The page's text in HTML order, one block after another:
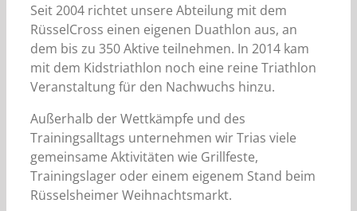
Seit 2004 richtet unsere Abteilung mit dem
RüsselCross einen eigenen Duathlon aus, an
dem bis zu 350 Aktive teilnehmen. In 2014 kam
mit dem Kidstriathlon noch eine reine Triathlon
Veranstaltung für den Nachwuchs hinzu.
Außerhalb der Wettkämpfe und des
Trainingsalltags unternehmen wir Trias viele
gemeinsame Aktivitäten wie Grillfeste,
Trainingslager oder einem eigenem Stand beim
Rüsselsheimer Weihnachtsmarkt.